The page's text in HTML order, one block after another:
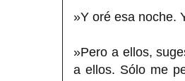
»Y oré esa noche.
»Pero a ellos,
a ellos. Sólo me